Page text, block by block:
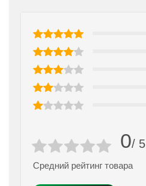
0/ 5
Средний рейтинг товара